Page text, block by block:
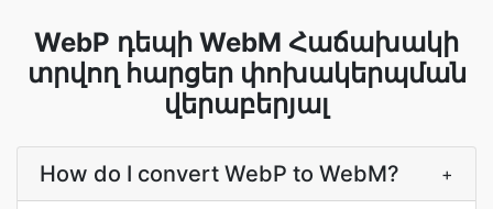
WebP դեպի WebM Հաճախակի
տրվող հարցեր փոխակերպման
վերաբերյալ
How do I convert WebP to WebM? +